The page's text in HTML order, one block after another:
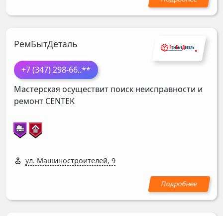
РемБытДеталь
+7 (347) 298-66..**
Мастерская осуществит поиск неисправности и
ремонт CENTEK
ул. Машиностроителей, 9